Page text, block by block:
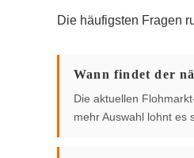
Die häufigsten Fragen
Wann findet der
Die aktuellen
mehr Auswahl lohnt es